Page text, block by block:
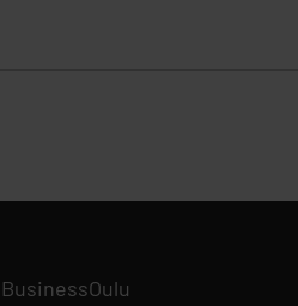
BusinessOulu